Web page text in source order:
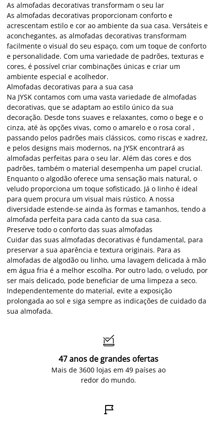
As almofadas decorativas transformam o seu lar
As almofadas decorativas proporcionam conforto e
acrescentam estilo e cor ao ambiente da sua casa. Versáteis e
aconchegantes, as almofadas decorativas transformam
facilmente o visual do seu espaço, com um toque de conforto
e personalidade. Com uma variedade de padrões, texturas e
cores, é possível criar combinações únicas e criar um
ambiente especial e acolhedor.
Almofadas decorativas para a sua casa
Na JYSK contamos com uma vasta variedade de almofadas
decorativas, que se adaptam ao estilo único da sua
decoração. Desde tons suaves e relaxantes, como o bege e o
cinza, até às opções vivas, como o amarelo e o rosa coral ,
passando pelos padrões mais clássicos, como riscas e xadrez,
e pelos designs mais modernos, na JYSK encontrará as
almofadas perfeitas para o seu lar. Além das cores e dos
padrões, também o material desempenha um papel crucial.
Enquanto o algodão oferece uma sensação mais natural, o
veludo proporciona um toque sofisticado. Já o linho é ideal
para quem procura um visual mais rústico. A nossa
diversidade estende-se ainda às formas e tamanhos, tendo a
almofada perfeita para cada canto da sua casa.
Preserve todo o conforto das suas almofadas
Cuidar das suas almofadas decorativas é fundamental, para
preservar a sua aparência e textura originais. Para as
almofadas de algodão ou linho, uma lavagem delicada à mão
em água fria é a melhor escolha. Por outro lado, o veludo, por
ser mais delicado, pode beneficiar de uma limpeza a seco.
Independentemente do material, evite a exposição
prolongada ao sol e siga sempre as indicações de cuidado da
sua almofada.

47 anos de grandes ofertas
Mais de 3600 lojas em 49 países ao
redor do mundo.
